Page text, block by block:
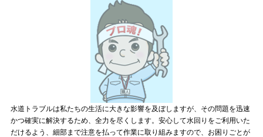
水道トラブルは私たちの生活に大きな影響を及ぼしますが、その問題を迅速
かつ確実に解決するため、全力を尽くします。安心して水回りをご利用いた
だけるよう、細部まで注意を払って作業に取り組みますので、お困りごとが